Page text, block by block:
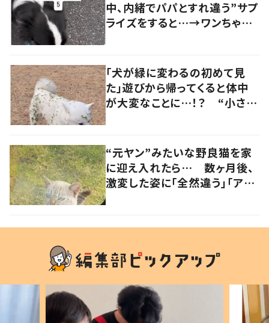
中、内緒でパパとすれ違う”サプ
ライズをすると…→ワンちゃん
「犬が緑に変わるの初めて見
た」遊びから帰ってくると体中
が大変なことに…！？ “小さい
“元ヤン”みたいな野良猫を家
に迎え入れたら… 数ヶ月後、
激変した姿に「全然違う」「アイ